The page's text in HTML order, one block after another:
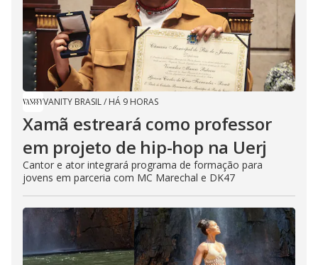
VANITY BRASIL/ HÁ 9 HORAS
Xamã estreará como professor
em projeto de hip-hop na Uerj
Cantor e ator integrará programa de formação para
jovens em parceria com MC Marechal e DK47